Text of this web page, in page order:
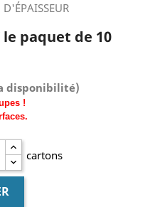
le paquet de 10
disponibilité)
!
cartons